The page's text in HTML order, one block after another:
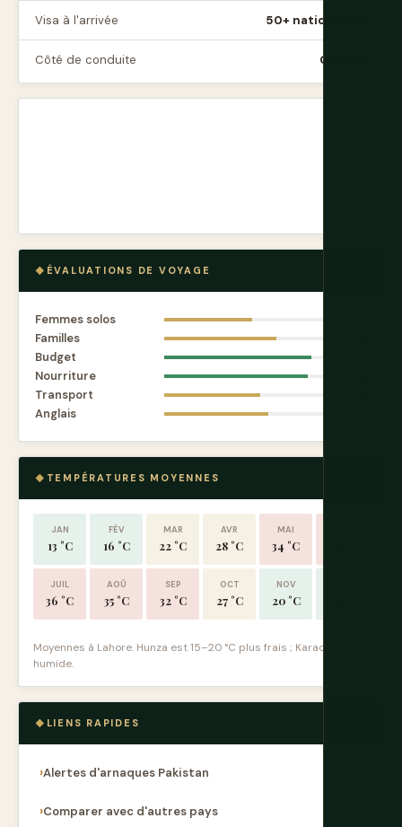
Visa à l'arrivée 50+ nationalités
Côté de conduite Gauche
ÉVALUATIONS DE VOYAGE
Femmes solos
Familles
Budget
Nourriture
Transport
Anglais
TEMPÉRATURES MOYENNES
JAN
13 °C
FÉV
16 °C
MAR
22 °C
AVR
28 °C
MAI
34 °C
JUIL
36 °C
AOÛ
35 °C
SEP
32 °C
OCT
27 °C
NOV
20 °C
Moyennes à Lahore. Hunza est 15–20 °C plus frais ; Karachi plus
humide.
LIENS RAPIDES
Alertes d'arnaques Pakistan
Comparer avec d'autres pays